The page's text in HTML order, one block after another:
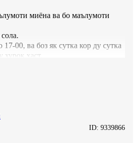
миёна ва бо маълумоти
00, ва боз як сутка кор ду сутка
хурок ҳаст.
ID: 9339866